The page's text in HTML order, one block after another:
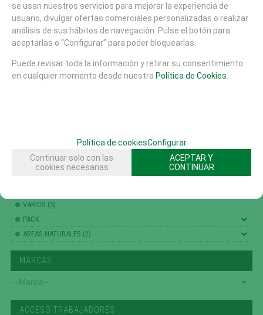
SOLICITAR MÁS INFO RECOMENDAR
AREAS DE JUEGO
PISTAS SKATE HORMIGON PREFABRICADO (29)
EQUIPAMIENTO DEPORTIVO (30)
VARIOS (5)
PACK
AREAS NATURALES (2)
MARCAS
ACCESO TRABAJADORES
se usan nuestros servicios para mejorar la experiencia de
usuario, divulgar ofertas comerciales personalizadas o realizar
análisis de sus hábitos de navegación. Pulse el botón para
aceptarlas o “Configurar” para poder bloquearlas.
Puede revisar toda la información y retirar su consentimiento
en cualquier momento desde nuestra Política de Cookies
Política de cookiesConfigurar
Continuar solo con las
cookies necesarias
ACEPTAR Y
CONTINUAR